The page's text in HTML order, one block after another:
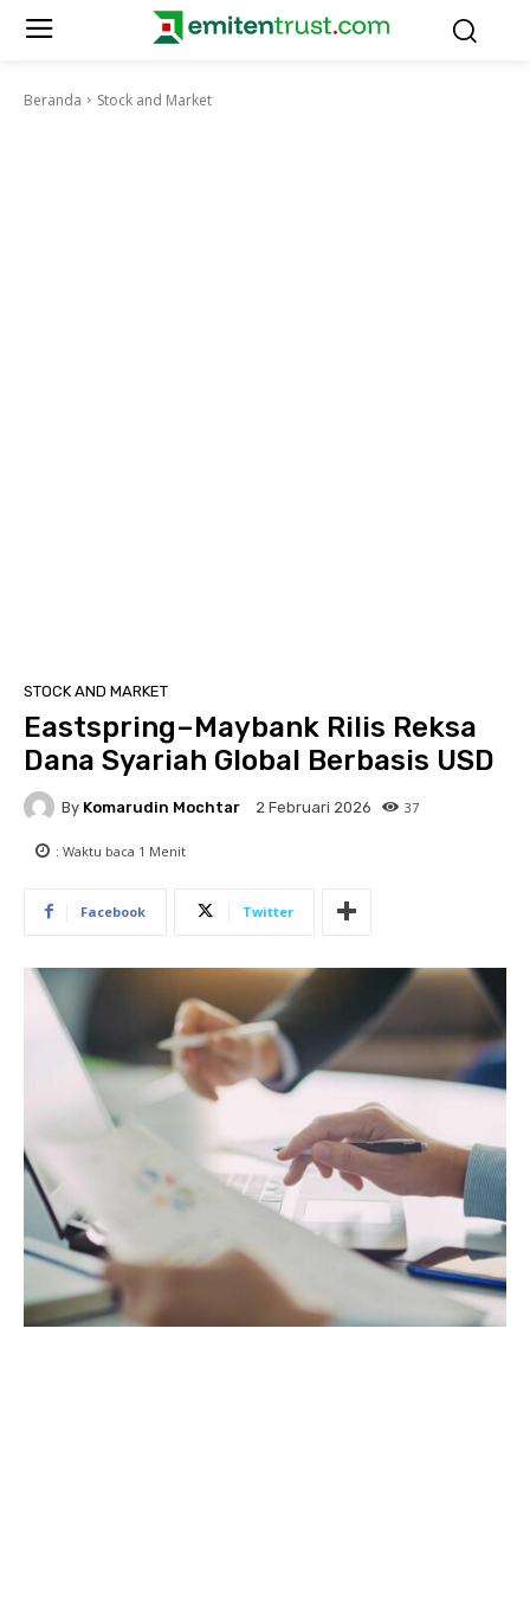
Beranda Stock and Market
STOCK AND MARKET
Eastspring–Maybank Rilis Reksa
Dana Syariah Global Berbasis USD
By Komarudin Mochtar 2 Februari 2026 37
: Waktu baca 1 Menit
Facebook Twitter